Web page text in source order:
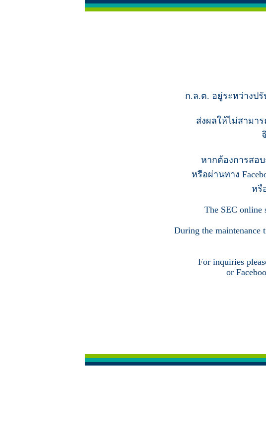
ก.ล.ต. อยู่ระหว่างป
ส่งผลให้ไม่สามา
หากต้องการสอบ
หรือผ่านทาง
หรื
The SEC online
During the maintenance
For inquiries
or